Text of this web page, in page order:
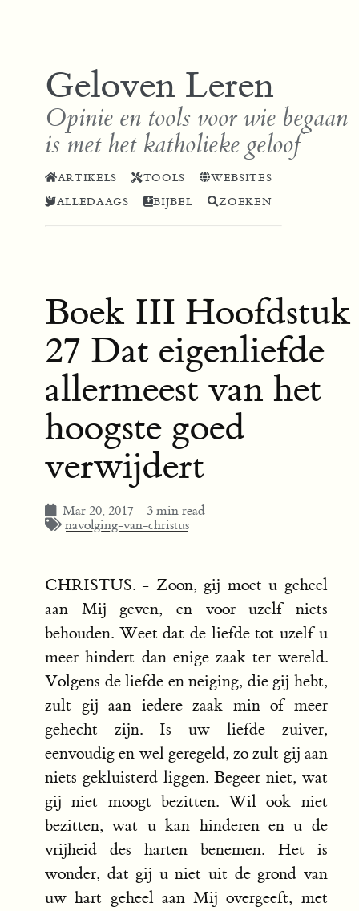
Geloven Leren
Opinie en tools voor wie begaan
is met het katholieke geloof
ARTIKELS TOOLS
WEBSITES
ALLEDAAGS
BIJBEL ZOEKEN
Boek III Hoofdstuk
27 Dat eigenliefde
allermeest van het
hoogste goed
verwijdert
Mar 20, 2017
3 min read
navolging-van-christus
CHRISTUS. - Zoon, gij moet u geheel
aan Mij geven, en voor uzelf niets
behouden. Weet dat de liefde tot uzelf u
meer hindert dan enige zaak ter wereld.
Volgens de liefde en neiging, die gij hebt,
zult gij aan iedere zaak min of meer
gehecht zijn. Is uw liefde zuiver,
eenvoudig en wel geregeld, zo zult gij aan
niets gekluisterd liggen. Begeer niet, wat
gij niet moogt bezitten. Wil ook niet
bezitten, wat u kan hinderen en u de
vrijheid des harten benemen. Het is
wonder, dat gij u niet uit de grond van
uw hart geheel aan Mij overgeeft, met